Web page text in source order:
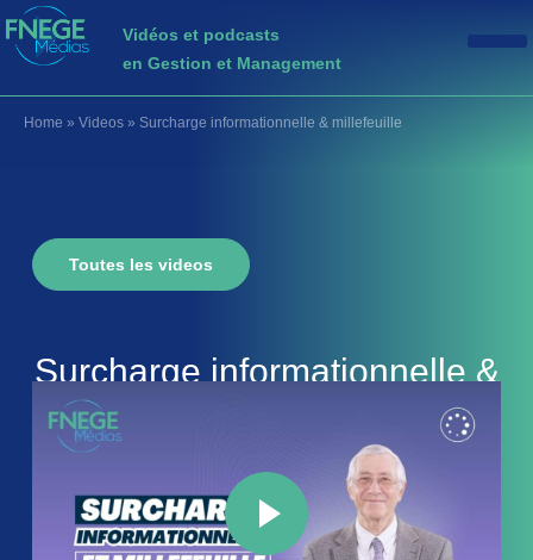
Vidéos et podcasts
en Gestion et Management
Home » Videos » Surcharge informationnelle & millefeuille
Toutes les videos
Surcharge informationnelle &